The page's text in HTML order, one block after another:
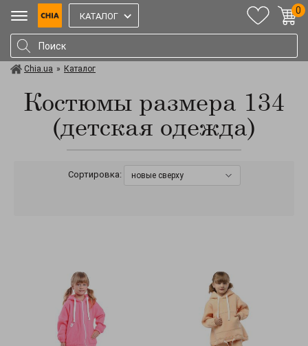
КАТАЛОГ
0
Chia.ua » Каталог
Костюмы размера 134
(детская одежда)
Сортировка: новые сверху